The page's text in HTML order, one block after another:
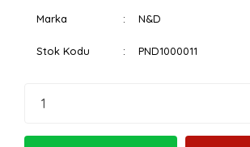
Marka N&D
Stok Kodu PND1000011